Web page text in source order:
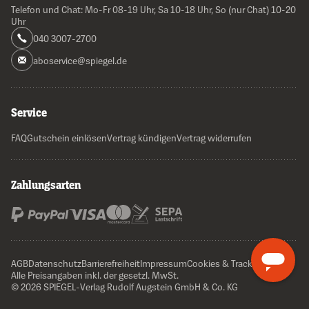
Telefon und Chat: Mo-Fr 08-19 Uhr, Sa 10-18 Uhr, So (nur Chat) 10-20
Uhr
040 3007-2700
aboservice@spiegel.de
Service
FAQGutschein einlösenVertrag kündigenVertrag widerrufen
Zahlungsarten
AGBDatenschutzBarrierefreiheitImpressumCookies & Tracking
Alle Preisangaben inkl. der gesetzl. MwSt.
© 2026 SPIEGEL-Verlag Rudolf Augstein GmbH & Co. KG